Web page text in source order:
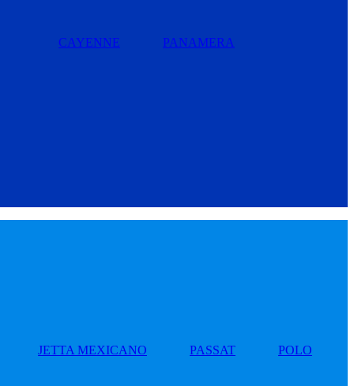
CAYENNE PANAMERA
JETTA MEXICANO PASSAT
POLO